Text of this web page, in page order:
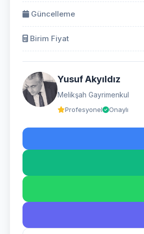
Güncelleme
Birim Fiyat
Yusuf Akyıldız
Melikşah Gayrimenkul
Profesyonel Onaylı